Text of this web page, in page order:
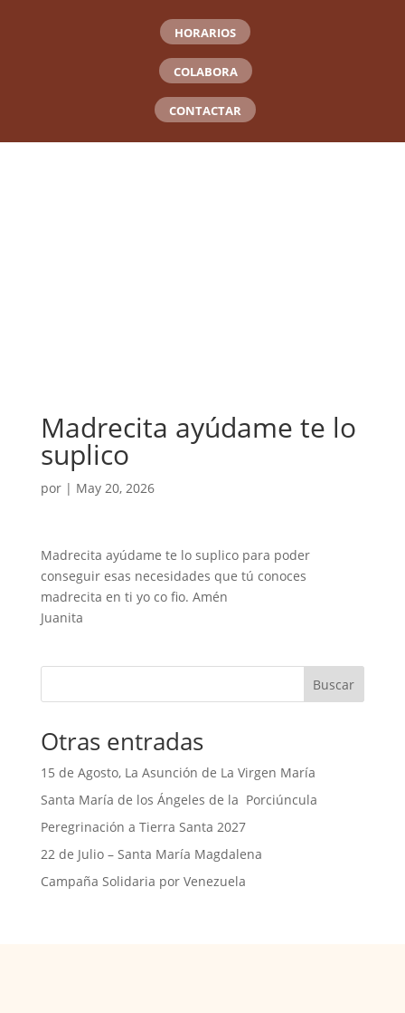
HORARIOS
COLABORA
CONTACTAR
Madrecita ayúdame te lo
suplico
por | May 20, 2026
Madrecita ayúdame te lo suplico para poder
conseguir esas necesidades que tú conoces
madrecita en ti yo co fio. Amén
Juanita
Buscar
Otras entradas
15 de Agosto, La Asunción de La Virgen María
Santa María de los Ángeles de la Porciúncula
Peregrinación a Tierra Santa 2027
22 de Julio – Santa María Magdalena
Campaña Solidaria por Venezuela